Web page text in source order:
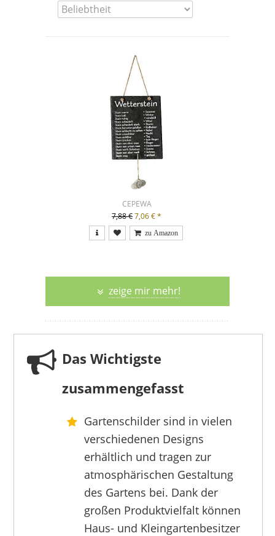
CEPEWA
7,88 €7,06 €*
BESKE
54,90 €*
zeige mir mehr!
Das Wichtigste
zusammengefasst
Gartenschilder sind in vielen
verschiedenen Designs
erhältlich und tragen zur
atmosphärischen Gestaltung
des Gartens bei. Dank der
großen Produktvielfalt können
Haus- und Kleingartenbesitzer